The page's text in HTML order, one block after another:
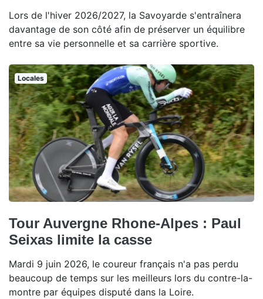
Lors de l'hiver 2026/2027, la Savoyarde s'entraînera
davantage de son côté afin de préserver un équilibre
entre sa vie personnelle et sa carrière sportive.
Locales
Tour Auvergne Rhone-Alpes : Paul
Seixas limite la casse
Mardi 9 juin 2026, le coureur français n'a pas perdu
beaucoup de temps sur les meilleurs lors du contre-la-
montre par équipes disputé dans la Loire.